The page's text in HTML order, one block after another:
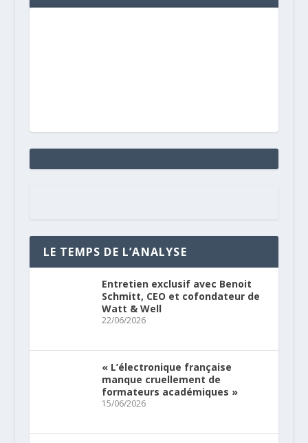
LE TEMPS DE L’ANALYSE
Entretien exclusif avec Benoit
Schmitt, CEO et cofondateur de
Watt & Well
22/06/2026
« L’électronique française
manque cruellement de
formateurs académiques »
15/06/2026